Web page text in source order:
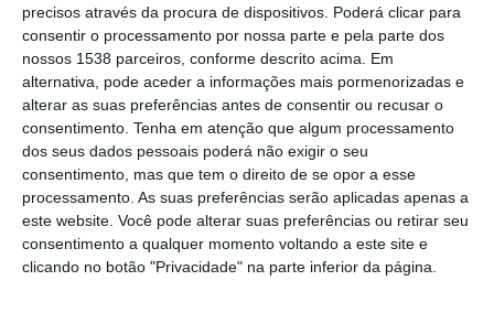
precisos através da procura de dispositivos. Poderá clicar para
consentir o processamento por nossa parte e pela parte dos
nossos 1538 parceiros, conforme descrito acima. Em
alternativa, pode aceder a informações mais pormenorizadas e
alterar as suas preferências antes de consentir ou recusar o
consentimento. Tenha em atenção que algum processamento
dos seus dados pessoais poderá não exigir o seu
consentimento, mas que tem o direito de se opor a esse
processamento. As suas preferências serão aplicadas apenas a
este website. Você pode alterar suas preferências ou retirar seu
consentimento a qualquer momento voltando a este site e
clicando no botão "Privacidade" na parte inferior da página.
presidente da Câmara Municipal, Francisco
Silvestre de Oliveira.
As vagas estão distribuídas por diferentes
faixas etárias, desde o berçário até à
educação pré-escolar, incluindo também
lugares no âmbito do programa Creche Feliz,
que assegura gratuitidade em determinadas
condições.